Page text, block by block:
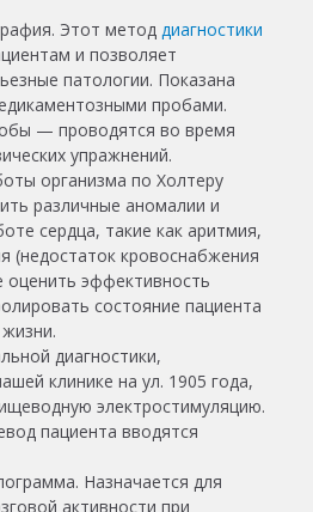
Этот метод диагностики
и позволяет
патологии. Показана
пробами.
— проводятся во время
упражнений.
организма по Холтеру
различные аномалии и
сердца, такие как аритмия,
(недостаток кровоснабжения
оценить эффективность
состояние пациента
диагностики,
клинике на ул. 1905 года,
электростимуляцию.
пациента вводятся
Назначается для
активности при